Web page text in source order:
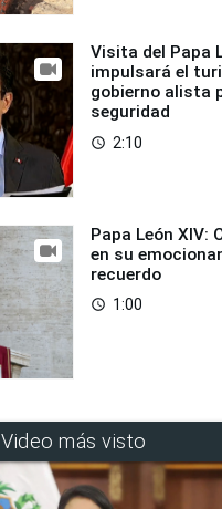
Visita del Papa
impulsará el
gobierno alista
seguridad
access_time 2:10
Papa León XIV:
en su
recuerdo
access_time 1:00
Video más visto